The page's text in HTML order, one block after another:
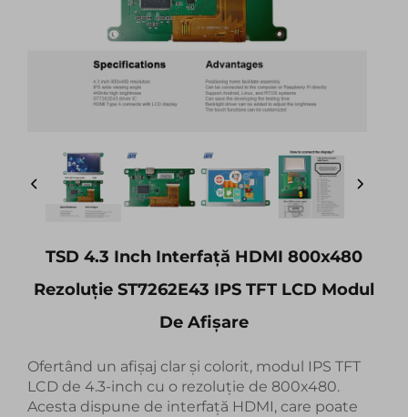
TSD 4.3 Inch Interfață HDMI 800x480
Rezoluție ST7262E43 IPS TFT LCD Modul
De Afișare
Ofertând un afișaj clar și colorit, modul IPS TFT
LCD de 4.3-inch cu o rezoluție de 800x480.
Acesta dispune de interfață HDMI, care poate